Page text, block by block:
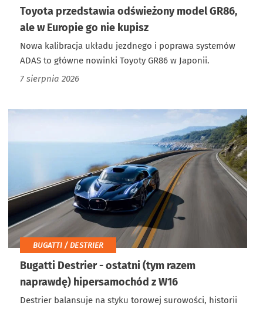
Toyota przedstawia odświeżony model GR86,
ale w Europie go nie kupisz
Nowa kalibracja układu jezdnego i poprawa systemów
ADAS to główne nowinki Toyoty GR86 w Japonii.
7 sierpnia 2026
BUGATTI / DESTRIER
Bugatti Destrier - ostatni (tym razem
naprawdę) hipersamochód z W16
Destrier balansuje na styku torowej surowości, historii